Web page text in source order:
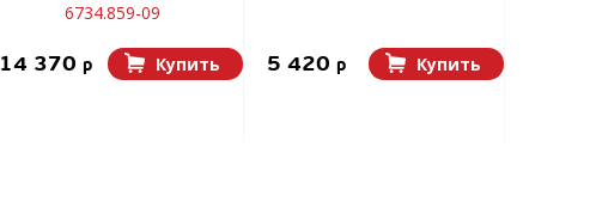
6734.859-09
14 370 p Купить 5 420 p Купить